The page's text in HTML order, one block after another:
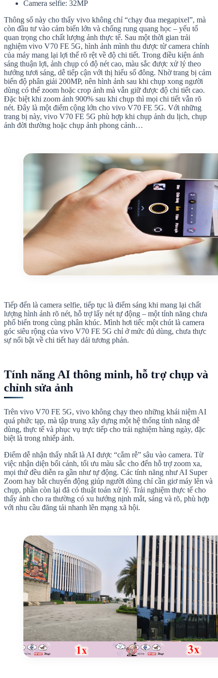
Camera selfie: 32MP
Thông số này cho thấy vivo không chỉ “chạy đua megapixel”, mà
còn đầu tư vào cảm biến lớn và chống rung quang học – yếu tố
quan trọng cho chất lượng ảnh thực tế. Sau một thời gian trải
nghiệm vivo V70 FE 5G, hình ảnh mình thu được từ camera chính
của máy mang lại lợi thế rõ rệt về độ chi tiết. Trong điều kiện ánh
sáng thuận lợi, ảnh chụp có độ nét cao, màu sắc được xử lý theo
hướng tươi sáng, dễ tiếp cận với thị hiếu số đông. Nhờ trang bị cảm
biến độ phân giải 200MP, nên hình ảnh sau khi chụp xong người
dùng có thể zoom hoặc crop ảnh mà vẫn giữ được độ chi tiết cao.
Đặc biệt khi zoom ảnh 900% sau khi chụp thì mọi chi tiết vẫn rõ
nét. Đây là một điểm cộng lớn cho vivo V70 FE 5G. Với những
trang bị này, vivo V70 FE 5G phù hợp khi chụp ảnh du lịch, chụp
ảnh đời thường hoặc chụp ảnh phong cảnh…
Tiếp đến là camera selfie, tiếp tục là điểm sáng khi mang lại chất
lượng hình ảnh rõ nét, hỗ trợ lấy nét tự động – một tính năng chưa
phổ biến trong cùng phân khúc. Mình hơi tiếc một chút là camera
góc siêu rộng của vivo V70 FE 5G chỉ ở mức đủ dùng, chưa thực
sự nổi bật về chi tiết hay dải tương phản.
Tính năng AI thông minh, hỗ trợ chụp và
chỉnh sửa ảnh
Trên vivo V70 FE 5G, vivo không chạy theo những khái niệm AI
quá phức tạp, mà tập trung xây dựng một hệ thống tính năng dễ
dùng, thực tế và phục vụ trực tiếp cho trải nghiệm hàng ngày, đặc
biệt là trong nhiếp ảnh.
Điểm dễ nhận thấy nhất là AI được “cắm rễ” sâu vào camera. Từ
việc nhận diện bối cảnh, tối ưu màu sắc cho đến hỗ trợ zoom xa,
mọi thứ đều diễn ra gần như tự động. Các tính năng như AI Super
Zoom hay bắt chuyển động giúp người dùng chỉ cần giơ máy lên và
chụp, phần còn lại đã có thuật toán xử lý. Trải nghiệm thực tế cho
thấy ảnh cho ra thường có xu hướng nịnh mắt, sáng và rõ, phù hợp
với nhu cầu đăng tải nhanh lên mạng xã hội.